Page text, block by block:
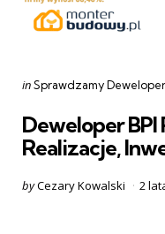
Categories
Posted
inSprawdzamy
Deweloper BPI
Realizacje,
Posted
byCezary Kowalski 2